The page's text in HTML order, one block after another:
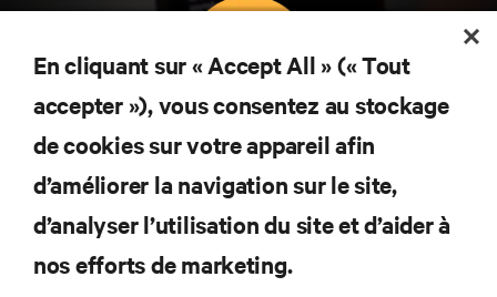
Abonnez-vous pour connaître les dernières
tendances technologiques
Recevez régulièrement l’actualité sur les sujets les
plus importants du secteur, ainsi que les dernières
interventions et avis de nos experts sur la gestion,
l’alimentation et le refroidissement des data centers
et des infrastructures informatiques critiques.
En cliquant sur « Accept All » (« Tout
accepter »), vous consentez au stockage
de cookies sur votre appareil afin
d’améliorer la navigation sur le site,
d’analyser l’utilisation du site et d’aider à
nos efforts de marketing.